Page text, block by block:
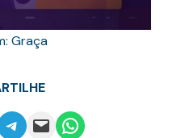
Graça
Share on Telegram
Email this PageShare on WhatsApp